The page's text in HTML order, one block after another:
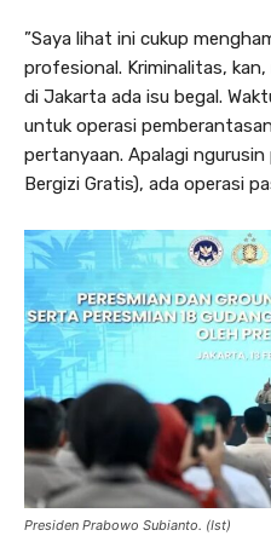
”Saya lihat ini cukup
profesional. Kriminalitas,
di Jakarta ada isu begal.
untuk operasi
pertanyaan. Apalagi ngurusin
Bergizi Gratis), ada operasi
Presiden Prabowo Subianto. (Ist)